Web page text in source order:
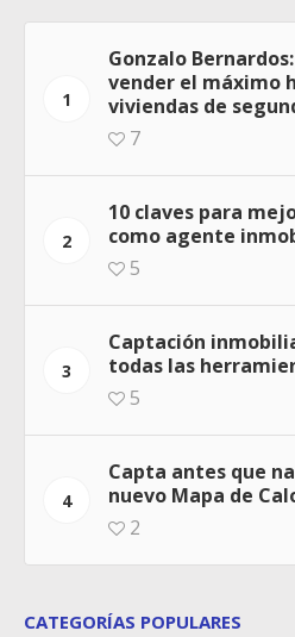
1
Gonzalo Bernardos:
vender el máximo
viviendas de
7
2
10 claves para
como agente
5
3
Captación
todas las
5
4
Capta antes que
nuevo Mapa de
2
CATEGORÍAS POPULARES